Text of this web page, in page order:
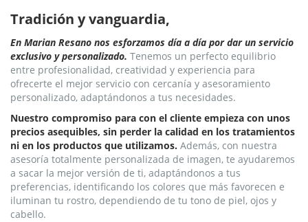
Tradición y vanguardia,
En Marian Resano nos esforzamos día a día por dar un servicio
exclusivo y personalizado. Tenemos un perfecto equilibrio
entre profesionalidad, creatividad y experiencia para
ofrecerte el mejor servicio con cercanía y asesoramiento
personalizado, adaptándonos a tus necesidades.
Nuestro compromiso para con el cliente empieza con unos
precios asequibles, sin perder la calidad en los tratamientos
ni en los productos que utilizamos. Además, con nuestra
asesoría totalmente personalizada de imagen, te ayudaremos
a sacar la mejor versión de ti, adaptándonos a tus
preferencias, identificando los colores que más favorecen e
iluminan tu rostro, dependiendo de tu tono de piel, ojos y
cabello.
galería
imágenes